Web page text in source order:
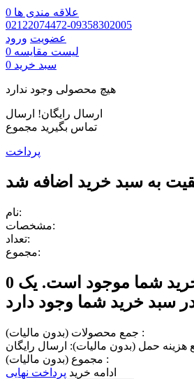
علاقه مندی ها 0
02122074472-09358302005
عضویت ورود
لیست مقایسه 0
سبد خرید 0
هیچ محصولی وجود ندارد
ارسال رایگان! ارسال
تماس بگیرید مجموع
پرداخت
به سبد خرید اضافه شد
نام:
مشخصات:
تعداد:
مجموع:
0 شما موجود است. یک
جمع محصولات (بدون مالیات) :
هزینه حمل (بدون مالیات):
مجموع (بدون مالیات) :
ادامه خرید پرداخت نهایی